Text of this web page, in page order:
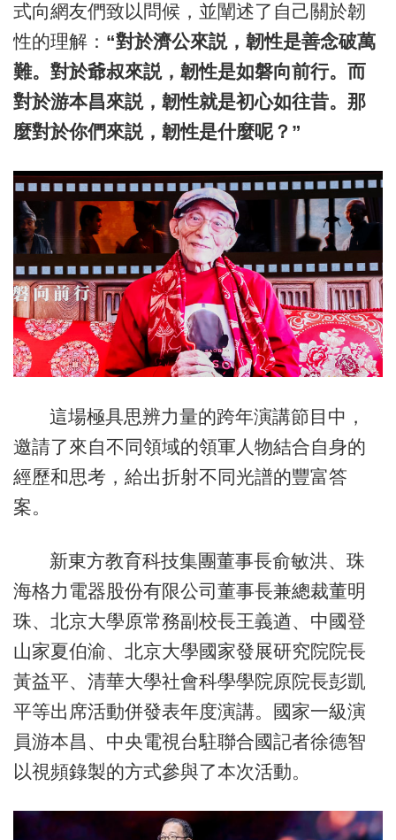
式向網友們致以問候，並闡述了自己關於韌
性的理解： “對於濟公來説，韌性是善念破萬
難。對於爺叔來説，韌性是如磐向前行。而
對於游本昌來説，韌性就是初心如往昔。那
麼對於你們來説，韌性是什麼呢？”
這場極具思辨力量的跨年演講節目中，
邀請了來自不同領域的領軍人物結合自身的
經歷和思考，給出折射不同光譜的豐富答
案。
新東方教育科技集團董事長俞敏洪、珠
海格力電器股份有限公司董事長兼總裁董明
珠、北京大學原常務副校長王義遒、中國登
山家夏伯渝、北京大學國家發展研究院院長
黃益平、清華大學社會科學學院原院長彭凱
平等出席活動併發表年度演講。國家一級演
員游本昌、中央電視台駐聯合國記者徐德智
以視頻錄製的方式參與了本次活動。